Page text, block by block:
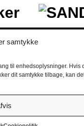
samtykke
til enhedsoplysninger.
dit samtykke tilbage, kan
1. April
2022